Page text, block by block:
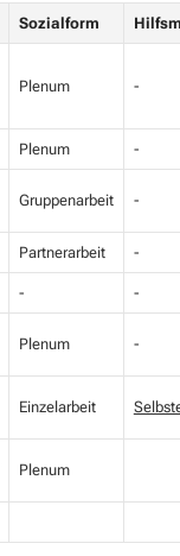
Sozialform
Plenum -
Plenum -
Gruppenarbeit -
Partnerarbeit -
- -
Plenum -
Einzelarbeit
Plenum